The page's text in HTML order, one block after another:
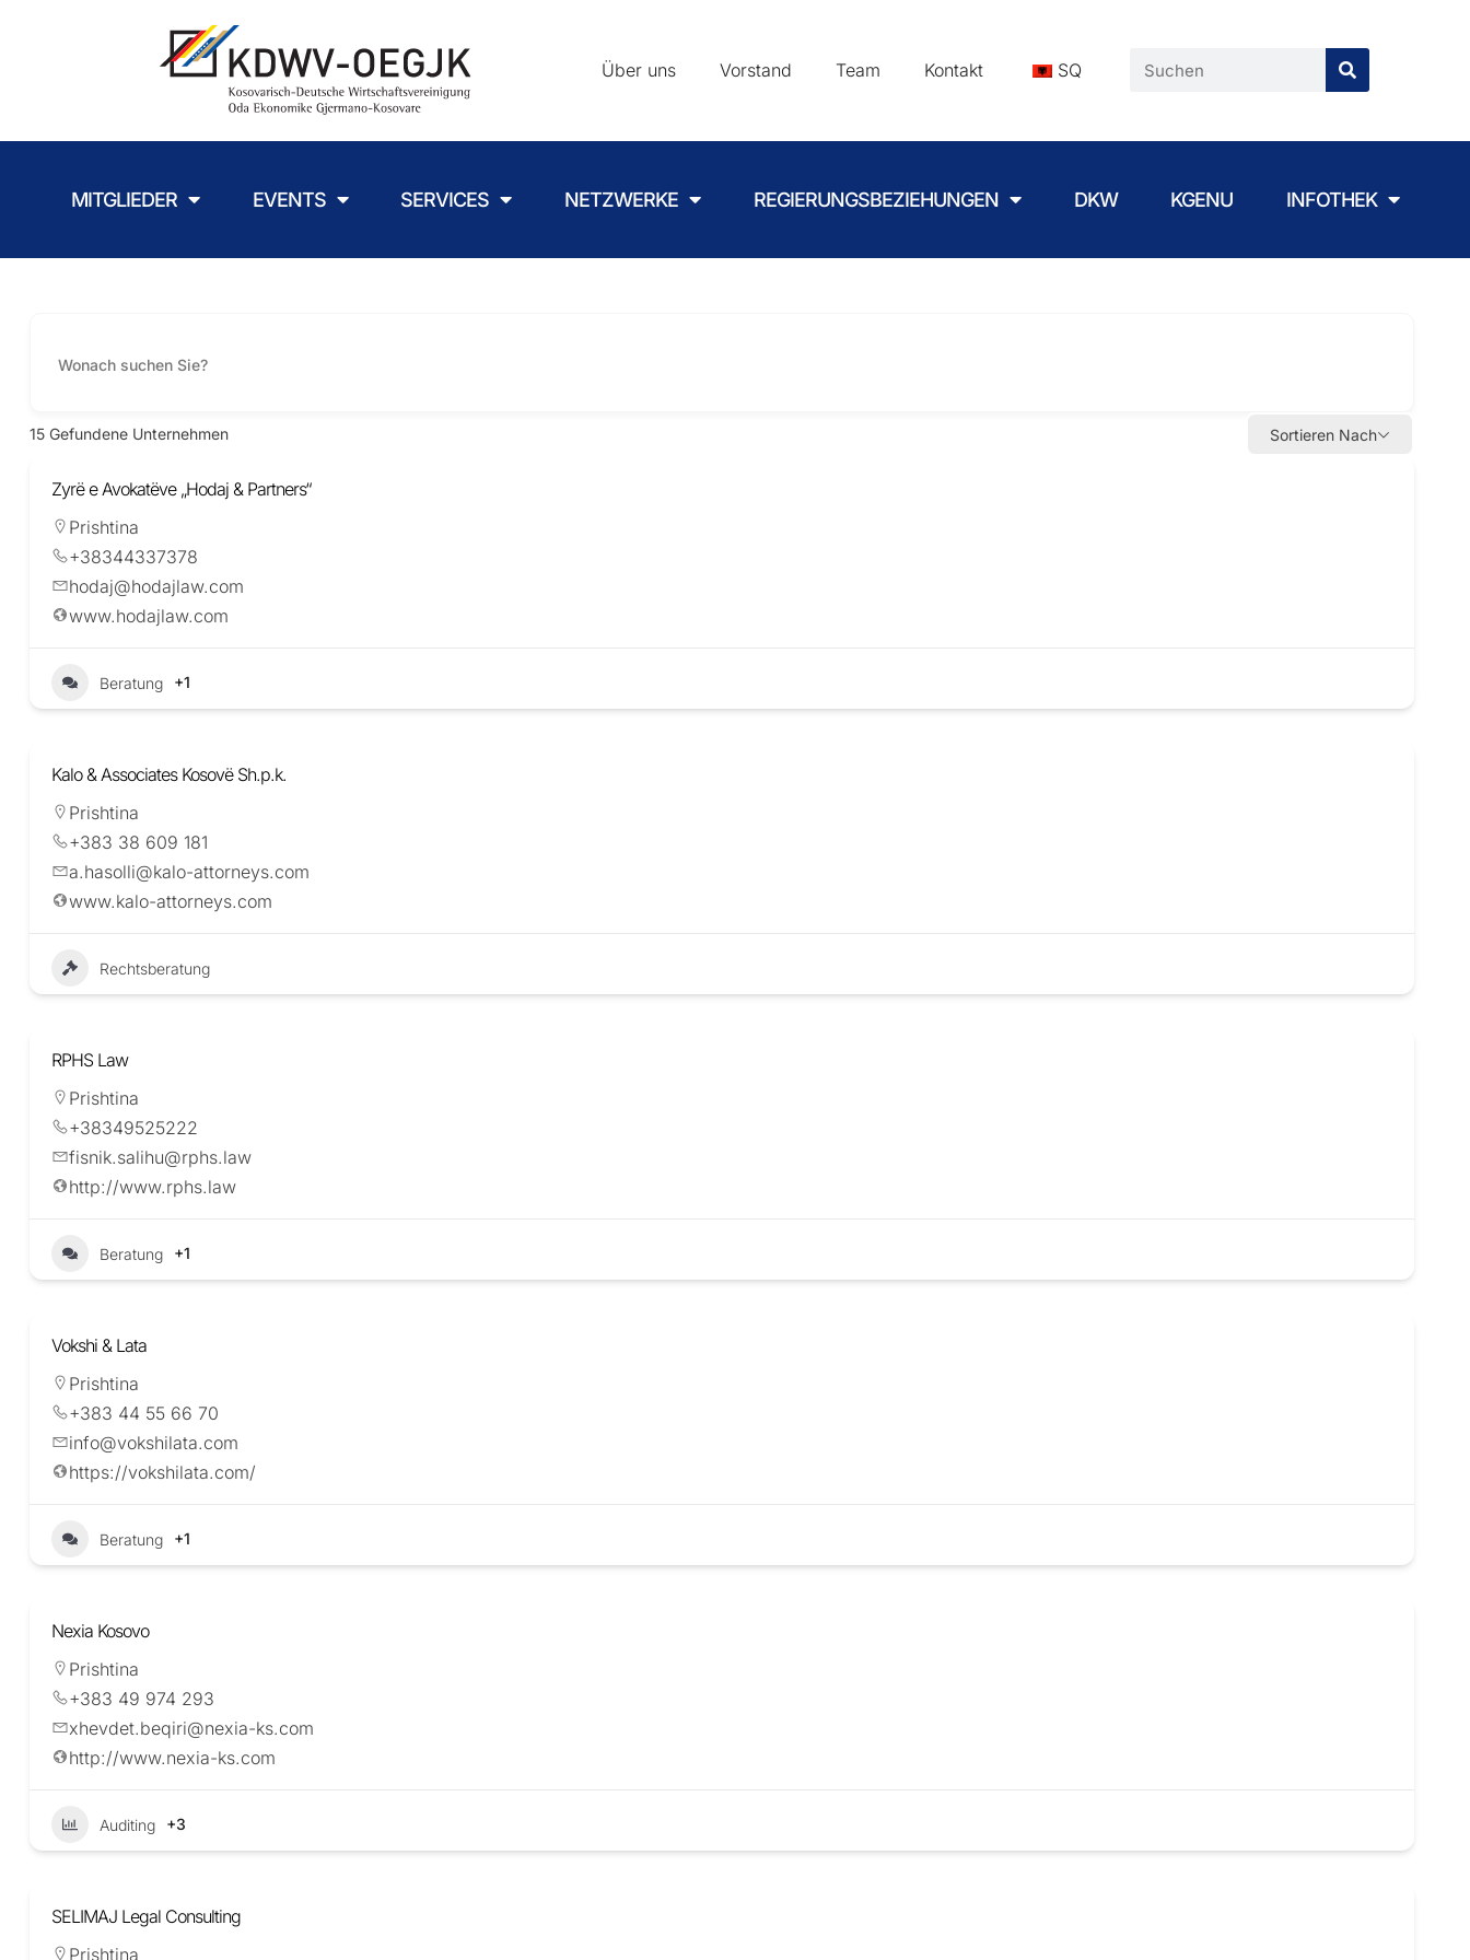
Über uns Vorstand Team Kontakt SQ
MITGLIEDER EVENTS SERVICES NETZWERKE REGIERUNGSBEZIEHUNGEN DKW KGENU INFOTHEK
15 Gefundene Unternehmen Sortieren Nach
Zyrë e Avokatëve „Hodaj & Partners“
Prishtina
+38344337378
hodaj@hodajlaw.com
www.hodajlaw.com
Beratung +1
Kalo & Associates Kosovë Sh.p.k.
Prishtina
+383 38 609 181
a.hasolli@kalo-attorneys.com
www.kalo-attorneys.com
Rechtsberatung
RPHS Law
Prishtina
+38349525222
fisnik.salihu@rphs.law
http://www.rphs.law
Beratung +1
Vokshi & Lata
Prishtina
+383 44 55 66 70
info@vokshilata.com
https://vokshilata.com/
Beratung +1
Nexia Kosovo
Prishtina
+383 49 974 293
xhevdet.beqiri@nexia-ks.com
http://www.nexia-ks.com
Auditing +3
SELIMAJ Legal Consulting
Prishtina